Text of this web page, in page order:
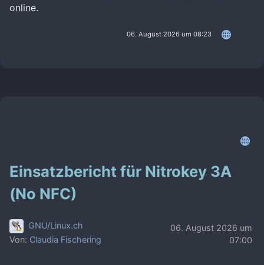
online.
06. August 2026 um 08:23
Einsatzbericht für Nitrokey 3A
(No NFC)
GNU/Linux.ch
Von: Claudia Fischering
06. August 2026 um
07:00